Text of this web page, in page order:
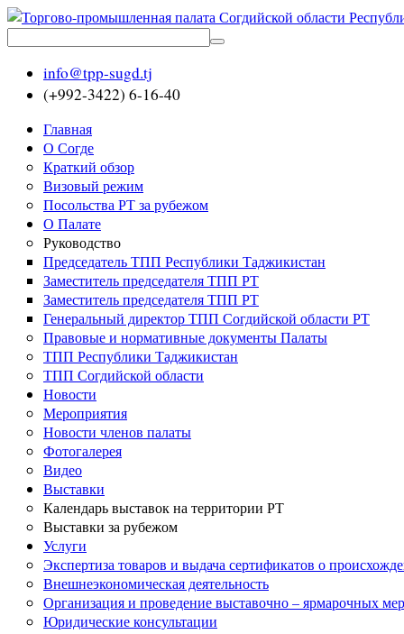
info@tpp-sugd.tj
(+992-3422) 6-16-40
Главная
О Согде
Краткий обзор
Визовый режим
Посольства РТ за рубежом
О Палате
Руководство
Председатель ТПП Республики Таджикистан
Заместитель председателя ТПП РТ
Заместитель председателя ТПП РТ
Генеральный директор ТПП Согдийской области РТ
Правовые и нормативные документы Палаты
ТПП Республики Таджикистан
ТПП Согдийской области
Новости
Мероприятия
Новости членов палаты
Фотогалерея
Видео
Выставки
Календарь выставок на территории РТ
Выставки за рубежом
Услуги
Экспертиза товаров и выдача сертификатов о
Внешнеэкономическая деятельность
Организация и проведение выставочно – ярмарочных
Юридические консультации